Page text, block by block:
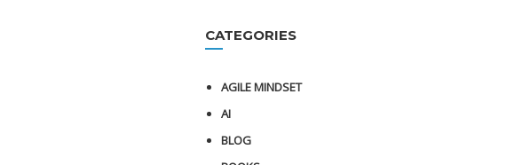
CATEGORIES
AGILE MINDSET
AI
BLOG